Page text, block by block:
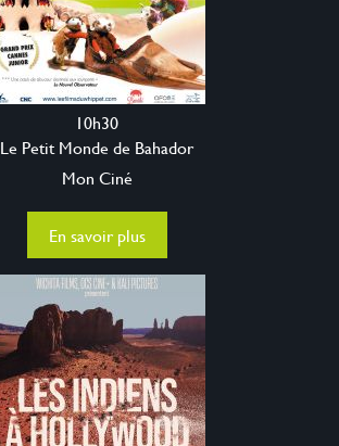
10h30
Le Petit Monde de Bahador
Mon Ciné
En savoir plus